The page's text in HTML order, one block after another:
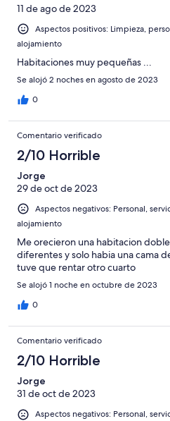
11 de ago de 2023
Aspectos positivos: Limpieza,
alojamiento
Habitaciones muy pequeñas ...
Se alojó 2 noches en agosto de 2023
0
Comentario verificado
2/10 Horrible
Jorge
29 de oct de 2023
Aspectos negativos: Personal,
alojamiento
Me orecieron una habitacion
diferentes y solo habia una cama
tuve que rentar otro cuarto
Se alojó 1 noche en octubre de 2023
0
Comentario verificado
2/10 Horrible
Jorge
31 de oct de 2023
Aspectos negativos: Personal,